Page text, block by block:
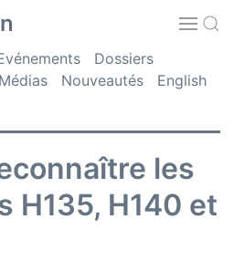
Dossiers
Médias Nouveautés
English
les
H135, H140 et